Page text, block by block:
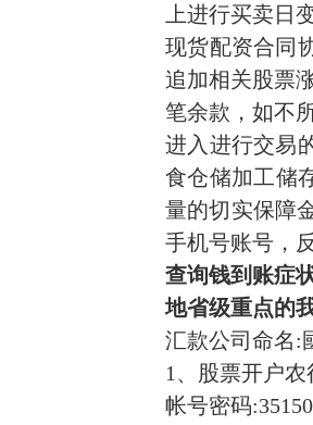
上进行买卖日
现货配资合同
追加相关股票
笔余款，如不
进入进行交易
食仓储加工储
量的切实保障
手机号账号，
查询钱到账症
地省级重点的
汇款公司命名:
1、股票开户
帐号密码